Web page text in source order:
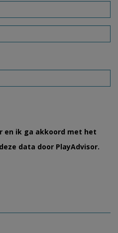
en ik ga akkoord met het
data door PlayAdvisor.